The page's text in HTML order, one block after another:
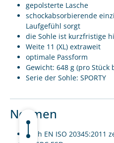
gepolsterte Lasche
schockabsorbierende
Laufgefühl sorgt
die Sohle ist kurzfristige
Weite 11 (XL) extraweit
optimale Passform
Gewicht: 648 g (pro Stück
Serie der Sohle: SPORTY
Normen
nach EN ISO 20345:2011